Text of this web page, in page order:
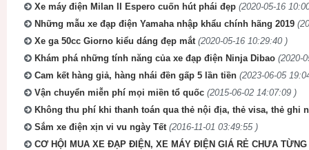
Xe máy điện Milan II Espero cuốn hút phái đẹp (2020-05-16
Những mẫu xe đạp điện Yamaha nhập khẩu chính hãng 2019
Xe ga 50cc Giorno kiểu dáng đẹp mắt (2020-05-16 10:29:40 )
Khám phá những tính năng của xe đạp điện Ninja Dibao (2020-
Cam kết hàng giả, hàng nhái đền gấp 5 lần tiền (2023-06-05
Vận chuyển miễn phí mọi miền tổ quốc (2015-06-02 14:07:09 )
Không thu phí khi thanh toán qua thẻ nội địa, thẻ visa, thẻ ghi
Sắm xe điện xịn vi vu ngày Tết (2016-11-01 03:49:55 )
CƠ HỘI MUA XE ĐẠP ĐIỆN, XE MÁY ĐIỆN GIÁ RẺ CHƯA TỪNG